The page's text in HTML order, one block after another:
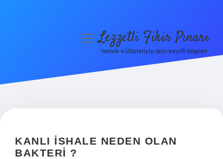
Hakkımızda
menüyüLezzetli Fikir Pınarı
Yemek kültürleriyle dolu keyifli bilgiler!
KANLI ISHALE NEDEN OLAN
BAKTERI ?